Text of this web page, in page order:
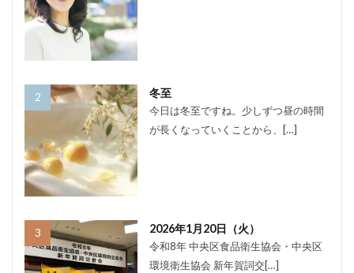
冬至
今日は冬至ですね。少しずつ昼の時間
が長くなっていくことから、[…]
2026年1月20日（火）
令和8年 中央区食品衛生協会・中央区
環境衛生協会 新年賀詞交[…]